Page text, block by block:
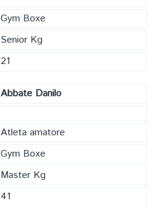
Gym Boxe
Senior Kg
21
Abbate Danilo
Atleta amatore
Gym Boxe
Master Kg
41